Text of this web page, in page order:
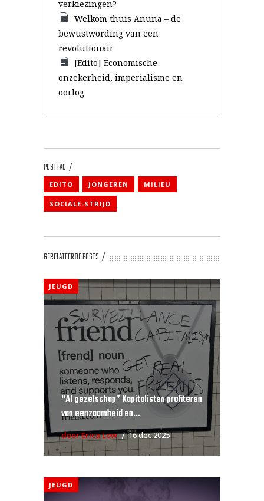
verkiezingen?
Welkom thuis Anuna – de
bewustwording van een
revolutionair
[Edito] Economische
onzekerheid, imperialisme en
oorlog
POSTTAG
EDITO JONGEREN MILIEU
SOCIALE-STRIJD
GERELATEERDE POSTS
JEUGD
“AI gezelschap” Kapitalisten profiteren
van eenzaamheid en...
door Erica Low 16 dec 2025
JEUGD